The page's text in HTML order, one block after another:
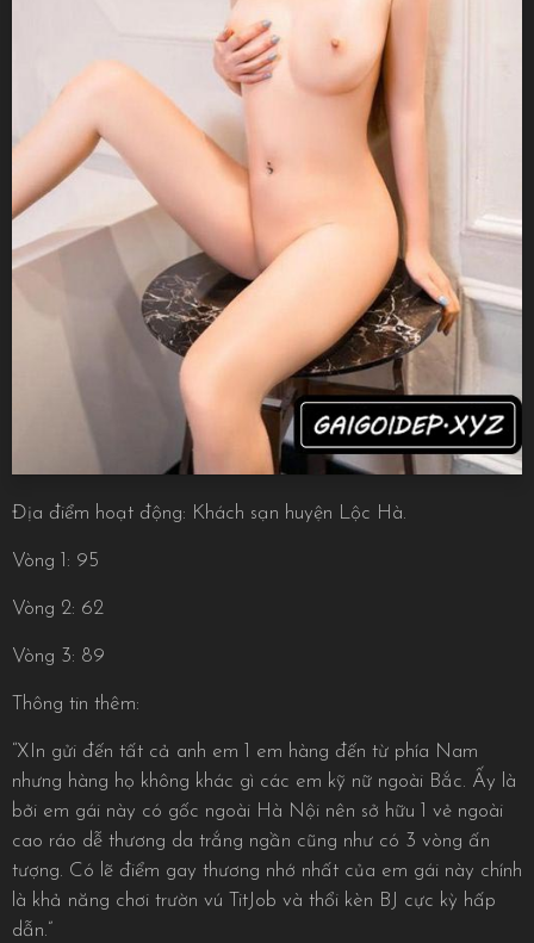
Địa điểm hoạt động: Khách sạn huyện Lộc Hà.
Vòng 1: 95
Vòng 2: 62
Vòng 3: 89
Thông tin thêm:
“XIn gửi đến tất cả anh em 1 em hàng đến từ phía Nam
nhưng hàng họ không khác gì các em kỹ nữ ngoài Bắc. Ấy là
bởi em gái này có gốc ngoài Hà Nội nên sở hữu 1 vẻ ngoài
cao ráo dễ thương da trắng ngần cũng như có 3 vòng ấn
tượng. Có lẽ điểm gay thương nhớ nhất của em gái này chính
là khả năng chơi trườn vú TitJob và thổi kèn BJ cực kỳ hấp
dẫn.”